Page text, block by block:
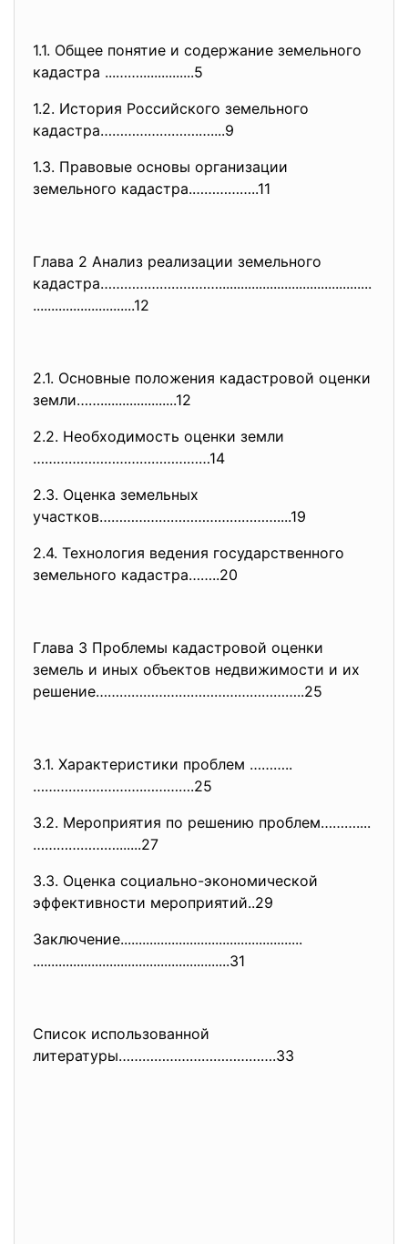
1.1. Общее понятие и содержание земельного
кадастра ...……...............5
1.2. История Российского земельного
кадастра…………………….…....9
1.3. Правовые основы организации
земельного кадастра.……………..11
Глава 2 Анализ реализации земельного
кадастра…………………………..........................................
............................12
2.1. Основные положения кадастровой оценки
земли…….....................12
2.2. Необходимость оценки земли
………………………………………14
2.3. Оценка земельных
участков………………………………………....19
2.4. Технология ведения государственного
земельного кадастра……..20
Глава 3 Проблемы кадастровой оценки
земель и иных объектов недвижимости и их
решение……………………………………………..25
3.1. Характеристики проблем ………..
……………………….………….25
3.2. Мероприятия по решению проблем………....
………………….......27
3.3. Оценка социально-экономической
эффективности мероприятий..29
Заключение..................................................
......................................................31
Список использованной
литературы………………………………….33